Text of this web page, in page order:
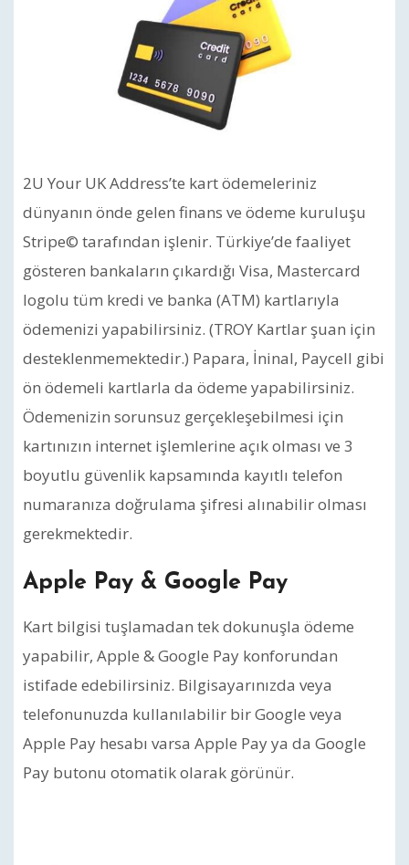
2U Your UK Address’te kart ödemeleriniz
dünyanın önde gelen finans ve ödeme kuruluşu
Stripe© tarafından işlenir. Türkiye’de faaliyet
gösteren bankaların çıkardığı Visa, Mastercard
logolu tüm kredi ve banka (ATM) kartlarıyla
ödemenizi yapabilirsiniz. (TROY Kartlar şuan için
desteklenmemektedir.) Papara, İninal, Paycell gibi
ön ödemeli kartlarla da ödeme yapabilirsiniz.
Ödemenizin sorunsuz gerçekleşebilmesi için
kartınızın internet işlemlerine açık olması ve 3
boyutlu güvenlik kapsamında kayıtlı telefon
numaranıza doğrulama şifresi alınabilir olması
gerekmektedir.
Apple Pay & Google Pay
Kart bilgisi tuşlamadan tek dokunuşla ödeme
yapabilir, Apple & Google Pay konforundan
istifade edebilirsiniz. Bilgisayarınızda veya
telefonunuzda kullanılabilir bir Google veya
Apple Pay hesabı varsa Apple Pay ya da Google
Pay butonu otomatik olarak görünür.